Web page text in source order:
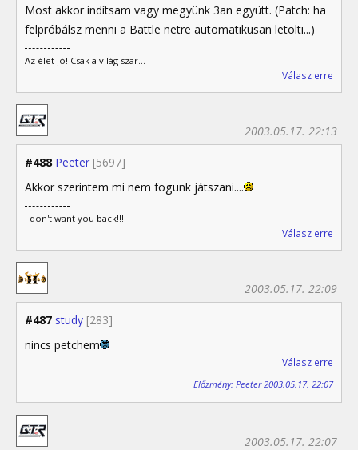
Most akkor indítsam vagy megyünk 3an együtt. (Patch: ha
felpróbálsz menni a Battle netre automatikusan letölti...)
Az élet jó! Csak a világ szar...
Válasz erre
#488 Peeter [5697]
2003.05.17. 22:13
Akkor szerintem mi nem fogunk játszani....
I don't want you back!!!
Válasz erre
#487 study [283]
2003.05.17. 22:09
nincs petchem
Válasz erre
Előzmény: Peeter 2003.05.17. 22:07
2003.05.17. 22:07